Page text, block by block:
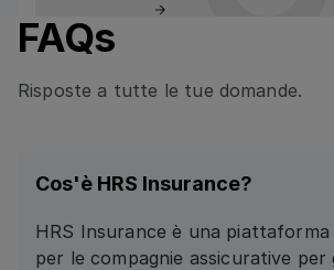
FAQs
Risposte a tutte le tue domande.
Cos'è HRS Insurance?
HRS Insurance è una piattaforma
per le compagnie assicurative per